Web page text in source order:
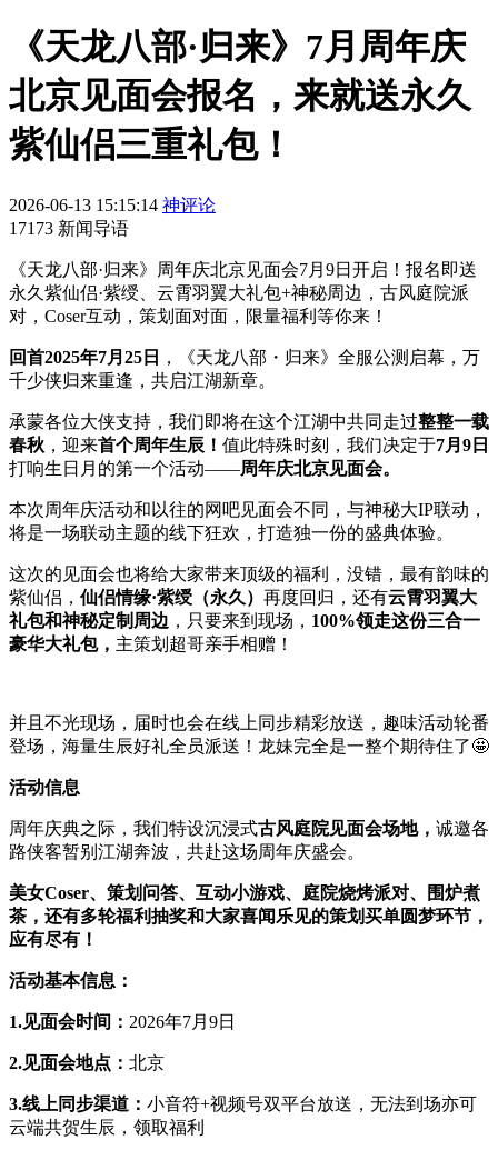
《天龙八部·归来》7月周年庆
北京见面会报名，来就送永久
紫仙侣三重礼包！
2026-06-13 15:15:14 神评论
17173 新闻导语
《天龙八部·归来》周年庆北京见面会7月9日开启！报名即送
永久紫仙侣·紫绶、云霄羽翼大礼包+神秘周边，古风庭院派
对，Coser互动，策划面对面，限量福利等你来！
回首2025年7月25日
，《天龙八部・归来》全服公测启幕，万
千少侠归来重逢，共启江湖新章。
承蒙各位大侠支持，我们即将在这个江湖中共同走过整整一载
春秋 ，迎来首个周年生辰！ 值此特殊时刻，我们决定于7月9日
打响生日月的第一个活动——周年庆北京见面会。
本次周年庆活动和以往的网吧见面会不同，与神秘大IP联动，
将是一场联动主题的线下狂欢，打造独一份的盛典体验。
这次的见面会也将给大家带来顶级的福利，没错，最有韵味的
紫仙侣， 仙侣情缘·紫绶（永久） 再度回归，还有云霄羽翼大
礼包和神秘定制周边 ，只要来到现场， 100%领走这份三合一
豪华大礼包， 主策划超哥亲手相赠！
并且不光现场，届时也会在线上同步精彩放送，趣味活动轮番
登场，海量生辰好礼全员派送！龙妹完全是一整个期待住了🤩
活动信息
周年庆典之际，我们特设沉浸式古风庭院见面会场地， 诚邀各
路侠客暂别江湖奔波，共赴这场周年庆盛会。
美女Coser、策划问答、互动小游戏、庭院烧烤派对、围炉煮
茶，还有多轮福利抽奖和大家喜闻乐见的策划买单圆梦环节，
应有尽有！
活动基本信息：
1.见面会时间： 2026年7月9日
2.见面会地点： 北京
3.线上同步渠道： 小音符+视频号双平台放送，无法到场亦可
云端共贺生辰，领取福利